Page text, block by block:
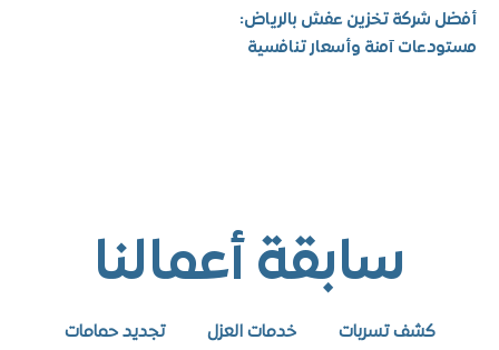
شركة تخزين عفش بالرياض:
آمنة وأسعار تنافسية
سابقة أعمالنا
كشف تسربات خدمات العزل تجديد حمامات